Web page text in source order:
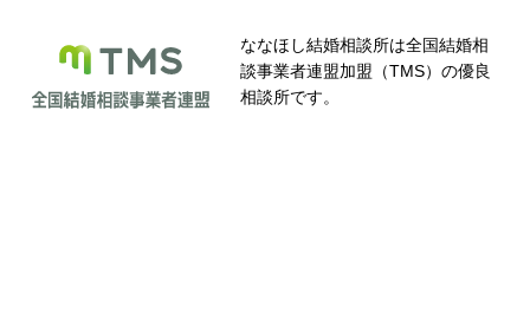
ななほし結婚相談所は全国結婚相
談事業者連盟加盟（TMS）の優良
相談所です。